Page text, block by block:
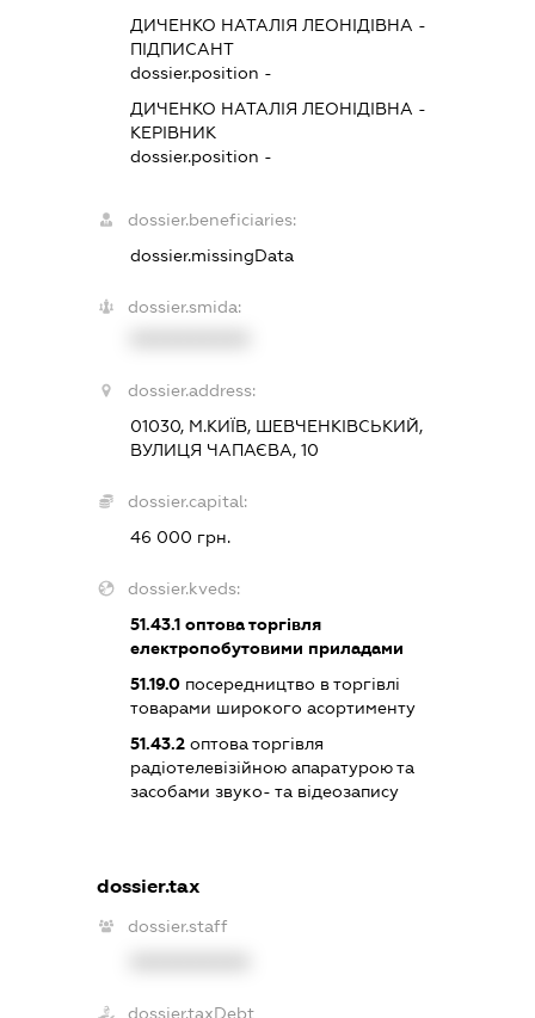
ДИЧЕНКО НАТАЛІЯ ЛЕОНІДІВНА -
ПІДПИСАНТ
dossier.position -
ДИЧЕНКО НАТАЛІЯ ЛЕОНІДІВНА -
КЕРІВНИК
dossier.position -
dossier.beneficiaries:
dossier.missingData
dossier.smida:
dossier.address:
01030, М.КИЇВ, ШЕВЧЕНКІВСЬКИЙ,
ВУЛИЦЯ ЧАПАЄВА, 10
dossier.capital:
46 000 грн.
dossier.kveds:
51.43.1оптова торгівля
електропобутовими приладами
51.19.0посередництво в торгівлі
товарами широкого асортименту
51.43.2оптова торгівля
радіотелевізійною апаратурою та
засобами звуко- та відеозапису
dossier.tax
dossier.staff
dossier.taxDebt